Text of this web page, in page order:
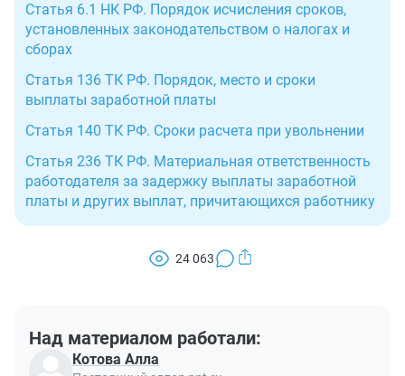
Статья 6.1 НК РФ. Порядок исчисления сроков,
установленных законодательством о налогах и
сборах
Статья 136 ТК РФ. Порядок, место и сроки
выплаты заработной платы
Статья 140 ТК РФ. Сроки расчета при увольнении
Статья 236 ТК РФ. Материальная ответственность
работодателя за задержку выплаты заработной
платы и других выплат, причитающихся работнику
24 063
Над материалом работали:
Котова Алла